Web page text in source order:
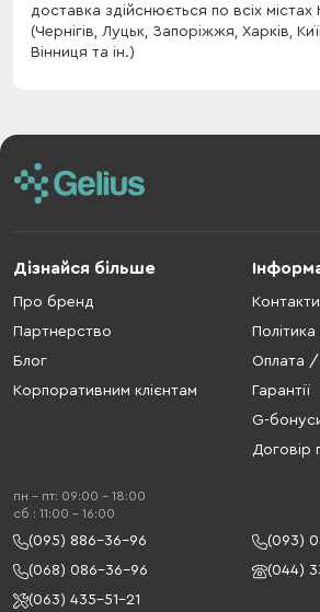
доставка здійснюється по всіх
(Чернігів, Луцьк, Запоріжжя, Харків,
Вінниця та ін.)
Дізнайся більше
Про бренд
Партнерство
Блог
Корпоративним клієнтам
Контакти
Оплата
Гарантії
G-
Договір
пн - пт: 09:00 - 18:00
cб : 11:00 - 16:00
(095) 886-36-96
(093)
(068) 086-36-96
(044)
(063) 435-51-21